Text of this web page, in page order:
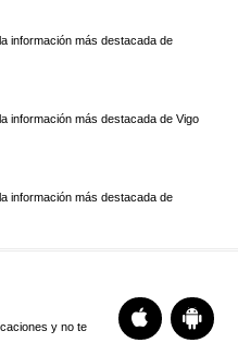
información más destacada de
información más destacada de Vigo
información más destacada de
y no te